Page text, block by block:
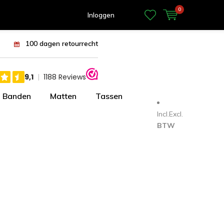
Inloggen
0
100 dagen retourrecht
Banden Matten Tassen
Incl.Excl.
BTW